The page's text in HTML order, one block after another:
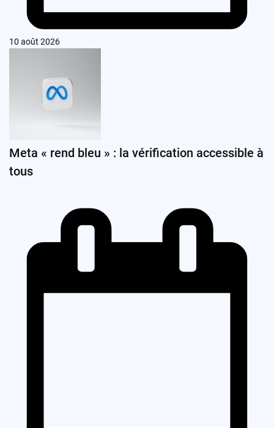
10 août 2026
Meta « rend bleu » : la vérification accessible à
tous